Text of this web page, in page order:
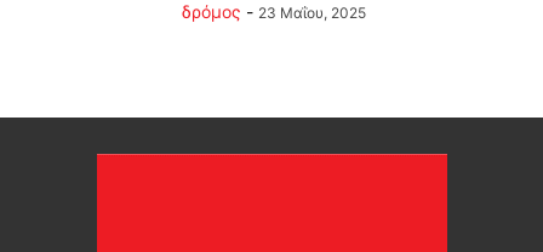
δρόμος - 23 Μαΐου, 2025